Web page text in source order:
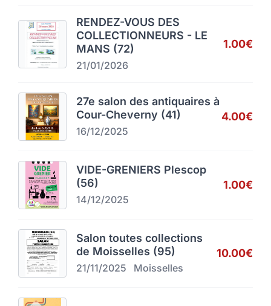
RENDEZ-VOUS DES
COLLECTIONNEURS - LE
MANS (72)
21/01/2026
1.00€
27e salon des antiquaires à
Cour-Cheverny (41)
16/12/2025
4.00€
VIDE-GRENIERS Plescop
(56)
14/12/2025
1.00€
Salon toutes collections
de Moisselles (95)
21/11/2025 Moisselles
10.00€